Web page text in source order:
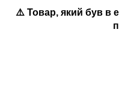
⚠️ Товар, який був в